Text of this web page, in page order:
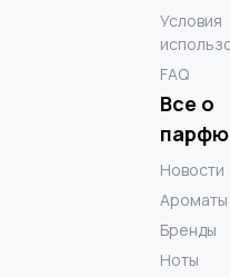
Условия
FAQ
Все о
Новости
Ароматы
Бренды
Ноты